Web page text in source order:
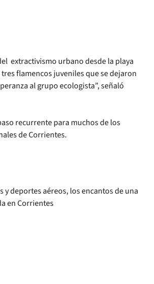
extractivismo urbano desde la playa
flamencos juveniles que se dejaron
al grupo ecologista”, señaló
recurrente para muchos de los
de Corrientes.